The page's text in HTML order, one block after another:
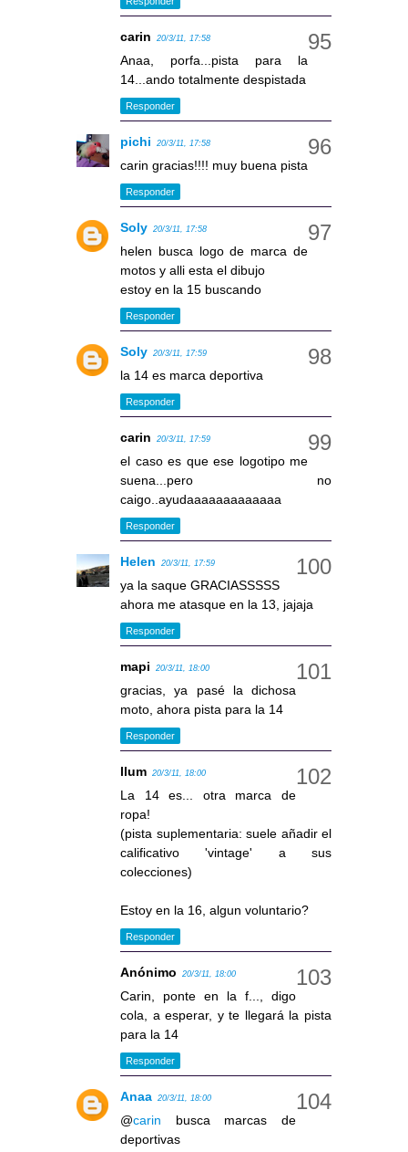
carin 20/3/11, 17:58
Anaa, porfa...pista para la
14...ando totalmente despistada
Responder
pichi 20/3/11, 17:58
carin gracias!!!! muy buena pista
Responder
Soly 20/3/11, 17:58
helen busca logo de marca de
motos y alli esta el dibujo
estoy en la 15 buscando
Responder
Soly 20/3/11, 17:59
la 14 es marca deportiva
Responder
carin 20/3/11, 17:59
el caso es que ese logotipo me
suena...pero no
caigo..ayudaaaaaaaaaaaaa
Responder
Helen 20/3/11, 17:59
ya la saque GRACIASSSSS
ahora me atasque en la 13, jajaja
Responder
mapi 20/3/11, 18:00
gracias, ya pasé la dichosa
moto, ahora pista para la 14
Responder
llum 20/3/11, 18:00
La 14 es... otra marca de
ropa!
(pista suplementaria: suele añadir el
calificativo 'vintage' a sus
colecciones)
Estoy en la 16, algun voluntario?
Responder
Anónimo 20/3/11, 18:00
Carin, ponte en la f..., digo
cola, a esperar, y te llegará la pista
para la 14
Responder
Anaa 20/3/11, 18:00
@carin busca marcas de
deportivas